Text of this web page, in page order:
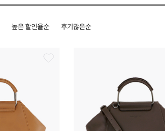
높은 할인율순 후기많은순